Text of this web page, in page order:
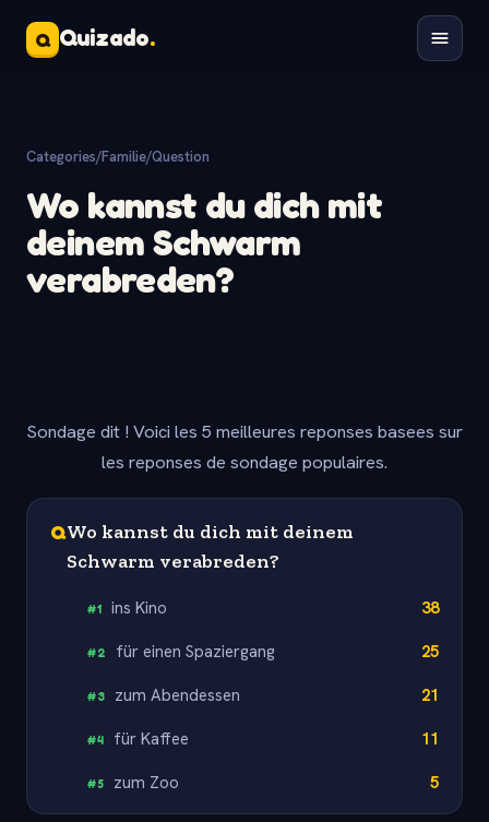
Q Quizado.
Categories/Familie/Question
Wo kannst du dich mit
deinem Schwarm
verabreden?
Sondage dit ! Voici les 5 meilleures reponses basees sur
les reponses de sondage populaires.
QWo kannst du dich mit deinem
Schwarm verabreden?
#1 ins Kino 38
#2 für einen Spaziergang 25
#3 zum Abendessen 21
#4 für Kaffee 11
#5 zum Zoo 5